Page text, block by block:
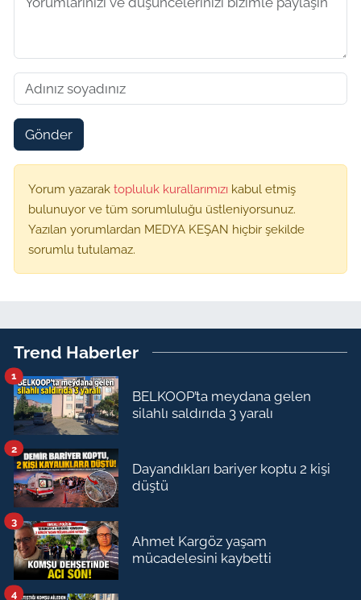
Gönder
Yorum yazarak topluluk kurallarımızı kabul etmiş
bulunuyor ve tüm sorumluluğu üstleniyorsunuz.
Yazılan yorumlardan MEDYA KEŞAN hiçbir şekilde
sorumlu tutulamaz.
Trend Haberler
BELKOOP’ta meydana gelen
silahlı saldırıda 3 yaralı
1
Dayandıkları bariyer koptu 2 kişi
düştü
2
Ahmet Kargöz yaşam
mücadelesini kaybetti
3
4